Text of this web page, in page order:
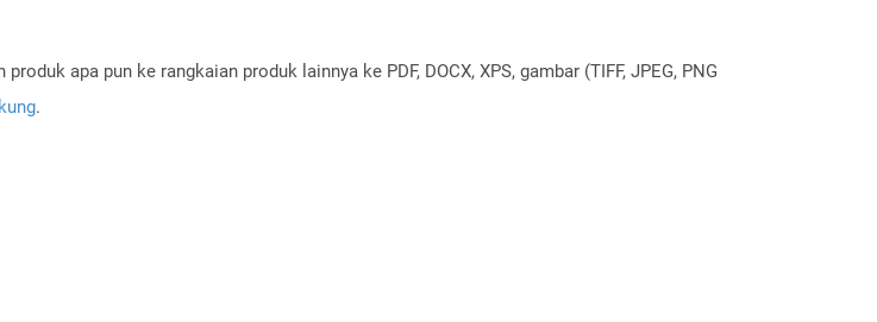
apa pun ke rangkaian produk lainnya ke PDF, DOCX, XPS, gambar (TIFF, JPEG, PNG
.